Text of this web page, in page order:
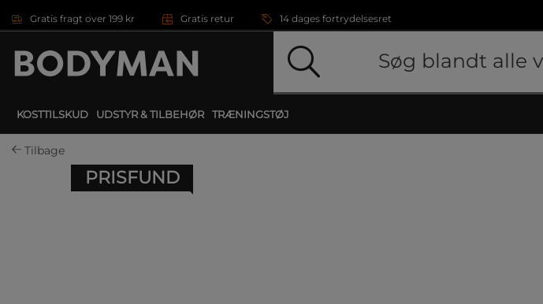
Gratis fragt over 199 kr Gratis retur 14 dages fortrydelsesret
KOSTTILSKUD UDSTYR & TILBEHØR TRÆNINGSTØJ
Tilbage
PRISFUND